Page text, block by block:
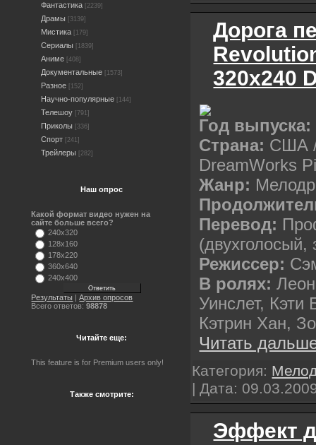
Фантастика [2239]
Драмы [3139]
Мистика [179]
Сериалы [1839]
Аниме [408]
Документальные [1573]
Разное [152]
Научно-популярные [144]
Телешоу [791]
Приколы [336]
Спорт [241]
Трейлеры [282]
Наш опрос
Какой формат видео нужен на
сайте больше всего?
240x320
128x160
178x220
360x640
240x400
Результаты |Архив опросов
Всего ответов:98878
Читайте еще:
This feature is for Premium users only!
Также смотрите:
Дорога
320x240
Год выпуска:
Страна: США /
DreamWorks
Жанр:
Перевод:
(двухголосый,
Режиссер:
В ролях:
Уинслет,
Кэтрин Хан,
Читать
Категория:
| Дата:
Эффект